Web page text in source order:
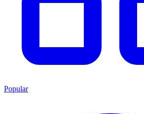
Popular